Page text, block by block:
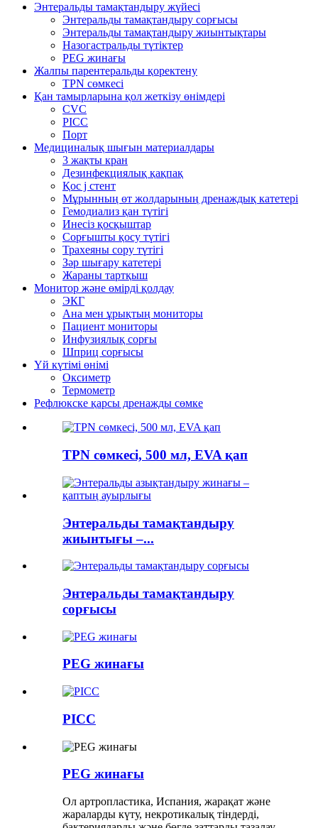
Энтеральды тамақтандыру жүйесі
Энтеральды тамақтандыру сорғысы
Энтеральды тамақтандыру жиынтықтары
Назогастральды түтіктер
PEG жинағы
Жалпы парентеральды қоректену
TPN сөмкесі
Қан тамырларына қол жеткізу өнімдері
CVC
PICC
Порт
Медициналық шығын материалдары
3 жақты кран
Дезинфекциялық қақпақ
Қос j стент
Мұрынның өт жолдарының дренаждық катетері
Гемодиализ қан түтігі
Инесіз қосқыштар
Сорғышты қосу түтігі
Трахеяны сору түтігі
Зәр шығару катетері
Жараны тартқыш
Монитор және өмірді қолдау
ЭКГ
Ана мен ұрықтың мониторы
Пациент мониторы
Инфузиялық сорғы
Шприц сорғысы
Үй күтімі өнімі
Оксиметр
Термометр
Рефлюкске қарсы дренажды сөмке
TPN сөмкесі, 500 мл, EVA қап
Энтеральды тамақтандыру
жиынтығы –...
Энтеральды тамақтандыру
сорғысы
PEG жинағы
PICC
PEG жинағы
Ол артропластика, Испания, жарақат және
жараларды күту, некротикалық тіндерді,